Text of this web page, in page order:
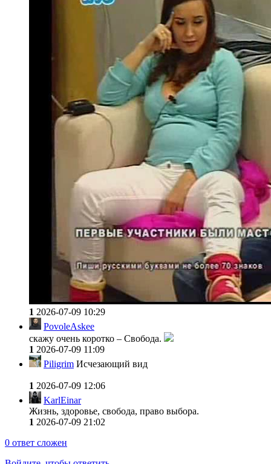
1 2026-07-09 10:29
PovoleAskee
скажу очень коротко – Свобода.
1 2026-07-09 11:09
Piligrim Исчезающий вид
1 2026-07-09 12:06
KarlEinar
Жизнь, здоровье, свобода, право выбора.
1 2026-07-09 21:02
0 ответ сложен